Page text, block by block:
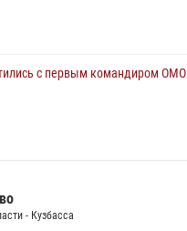
с первым командиром
1
- Кузбасса